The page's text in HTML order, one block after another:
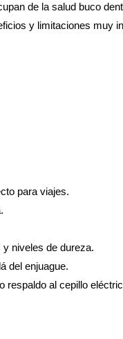
de la salud buco
y limitaciones muy
para viajes.
niveles de dureza.
del enjuague.
respaldo al cepillo